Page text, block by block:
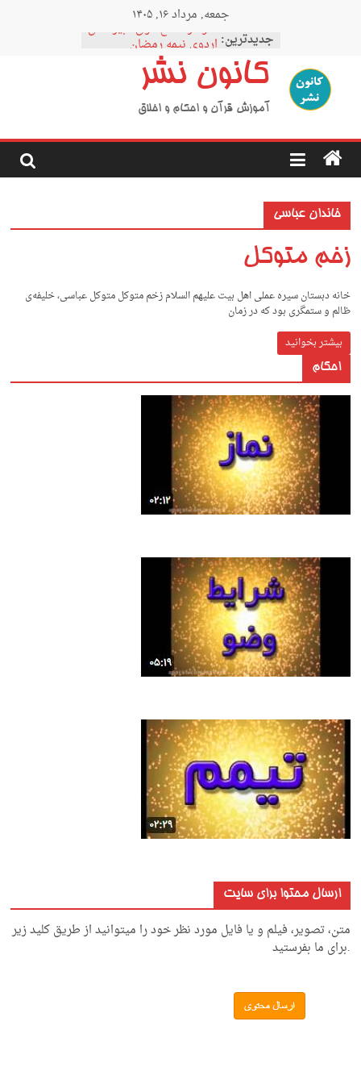
جمعه, مرداد ۱۶, ۱۴۰۵
جدیدترین:
نمودار مقطع فوق دبیرستان
اردوی نیمه رمضان
اردوی نیمه شعبان
اردوی غدیر
کانون نشر
آموزش قرآن و احکام و اخلاق
خاندان عباسی
زخم متوکل
خانه دبستان سیره عملی اهل بیت علیهم السلام زخم متوکل متوکل عباسی، خلیفه‌ی
ظالم و ستمگری بود که در زمان
بیشتر بخوانید
احکام
ارسال محتوا برای سایت
متن، تصویر، فیلم و یا فایل مورد نظر خود را میتوانید از طریق کلید زیر
.برای ما بفرستید